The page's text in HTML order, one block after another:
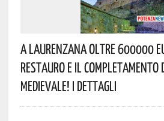
A Laurenzana Oltre 600000
Restauro E Il
Medievale! I Dettagli